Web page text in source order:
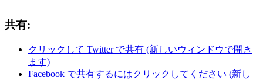
共有:
クリックして Twitter で共有 (新しいウィンドウで開き
ます)
Facebook で共有するにはクリックしてください (新し